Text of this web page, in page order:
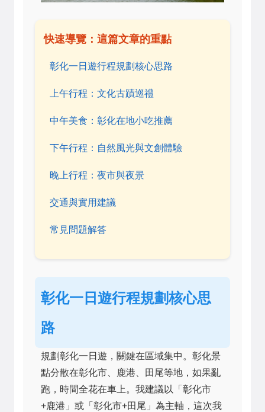
快速導覽：這篇文章的重點
彰化一日遊行程規劃核心思路
上午行程：文化古蹟巡禮
中午美食：彰化在地小吃推薦
下午行程：自然風光與文創體驗
晚上行程：夜市與夜景
交通與實用建議
常見問題解答
彰化一日遊行程規劃核心思
路
規劃彰化一日遊，關鍵在區域集中。彰化景
點分散在彰化市、鹿港、田尾等地，如果亂
跑，時間全花在車上。我建議以「彰化市
+鹿港」或「彰化市+田尾」為主軸，這次我